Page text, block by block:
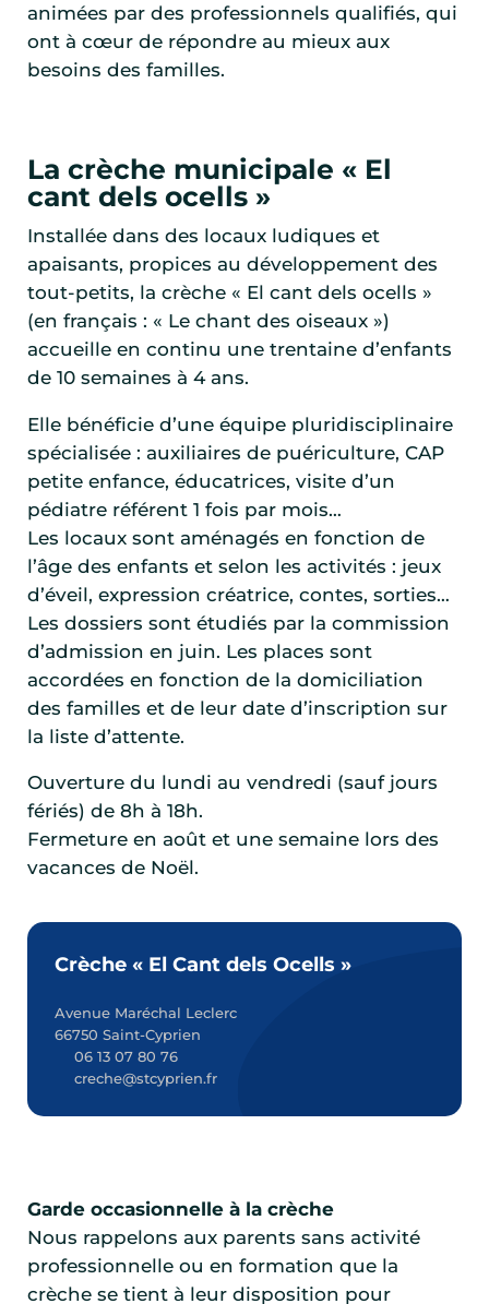
animées par des professionnels qualifiés, qui
ont à cœur de répondre au mieux aux
besoins des familles.
La crèche municipale « El
cant dels ocells »
Installée dans des locaux ludiques et
apaisants, propices au développement des
tout-petits, la crèche « El cant dels ocells »
(en français : « Le chant des oiseaux »)
accueille en continu une trentaine d’enfants
de 10 semaines à 4 ans.
Elle bénéficie d’une équipe pluridisciplinaire
spécialisée : auxiliaires de puériculture, CAP
petite enfance, éducatrices, visite d’un
pédiatre référent 1 fois par mois…
Les locaux sont aménagés en fonction de
l’âge des enfants et selon les activités : jeux
d’éveil, expression créatrice, contes, sorties…
Les dossiers sont étudiés par la commission
d’admission en juin. Les places sont
accordées en fonction de la domiciliation
des familles et de leur date d’inscription sur
la liste d’attente.
Ouverture du lundi au vendredi (sauf jours
fériés) de 8h à 18h.
Fermeture en août et une semaine lors des
vacances de Noël.
Crèche « El Cant dels Ocells »
Avenue Maréchal Leclerc
66750 Saint-Cyprien
06 13 07 80 76
creche@stcyprien.fr
Garde occasionnelle à la crèche
Nous rappelons aux parents sans activité
professionnelle ou en formation que la
crèche se tient à leur disposition pour